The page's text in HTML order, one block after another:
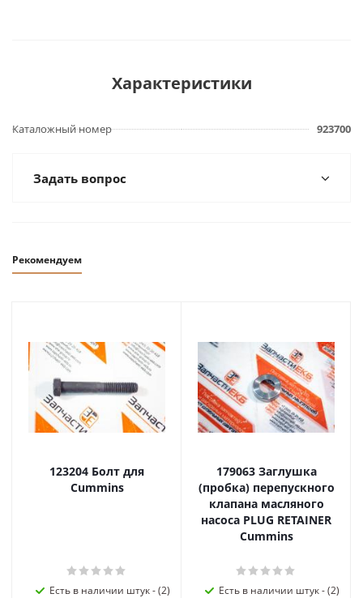
Характеристики
Каталожный номер 923700
Задать вопрос
Рекомендуем
123204 Болт для
Cummins
Есть в наличии штук - (2)
179063 Заглушка
(пробка) перепускного
клапана масляного
насоса PLUG RETAINER
Cummins
Есть в наличии штук - (2)